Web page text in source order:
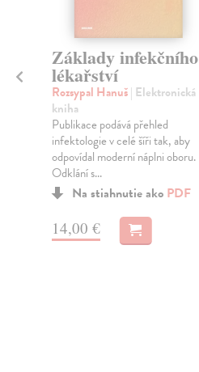
Základy infekčního
lékařství
Rozsypal Hanuš| Elektronická
kniha
Publikace podává přehled
infektologie v celé šíři tak, aby
odpovídal moderní náplni oboru.
Odklání s...
Na stiahnutie ako PDF
14,00 €